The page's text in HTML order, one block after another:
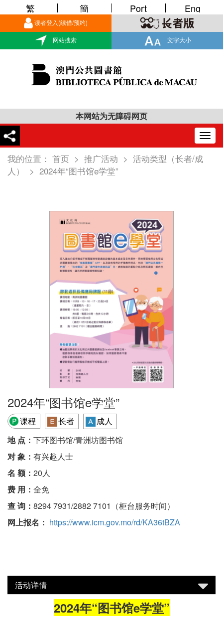
读者登入(续借/预约)
网站搜索 文字大小
繁 簡 Port Eng
本网站为无障碍网页
我的位置： 首页 > 推广活动 > 活动类型（长者/成
人）
> 2024年“图书馆e学堂”
2024年“图书馆e学堂”
课程 长者
成人
地 点： 下环图书馆/青洲坊图书馆
对 象： 有兴趣人士
名 额： 20人
费 用： 全免
查 询： 8294 7931/2882 7101（柜台服务时间）
网上报名： https://www.icm.gov.mo/rd/KA36tBZA
活动详情
2024年“图书馆e学堂”